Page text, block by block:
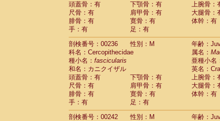
頭蓋骨：有
下顎骨：有
上腕骨：
尺骨：有
肩甲骨：有
大腿骨：
腓骨：有
寛骨：有
体幹：有
手：有
足：有
剖検番号：00236
性別：M
年齢：
科名：Cercopithecidae
属名：
種小名： fascicularis
亜種小名
和名：カニクイザル
英名：
頭蓋骨：有
下顎骨：有
上腕骨：
尺骨：有
肩甲骨：有
大腿骨：
腓骨：有
寛骨：有
体幹：有
手：有
足：有
剖検番号：00242
性別：M
年齢：